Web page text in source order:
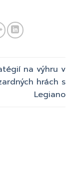
na výhru v
hrách s
Legiano